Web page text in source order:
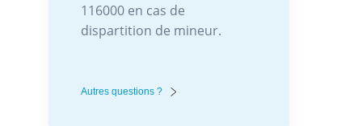
116000 en cas de
dispartition de mineur.
Autres questions ?